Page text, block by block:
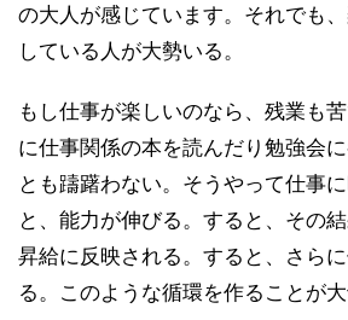
の大人が感じています。それでも
している人が大勢いる。
もし仕事が楽しいのなら、残業も
に仕事関係の本を読んだり勉強会
とも躊躇わない。そうやって仕事
と、能力が伸びる。すると、その結
昇給に反映される。すると、さら
る。このような循環を作ることが大